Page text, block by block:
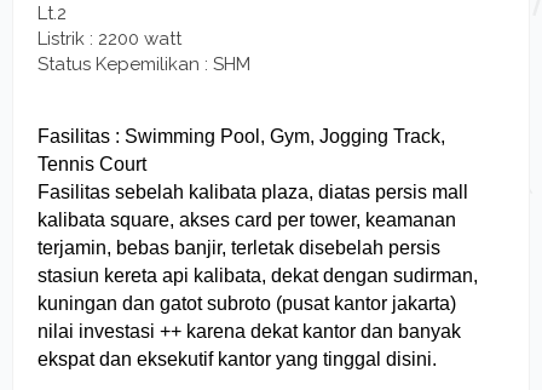
Lt.2
Listrik : 2200 watt
Status Kepemilikan : SHM
Fasilitas : Swimming Pool, Gym, Jogging Track,
Tennis Court
Fasilitas sebelah kalibata plaza, diatas persis mall
kalibata square, akses card per tower, keamanan
terjamin, bebas banjir, terletak disebelah persis
stasiun kereta api kalibata, dekat dengan sudirman,
kuningan dan gatot subroto (pusat kantor jakarta)
nilai investasi ++ karena dekat kantor dan banyak
ekspat dan eksekutif kantor yang tinggal disini.